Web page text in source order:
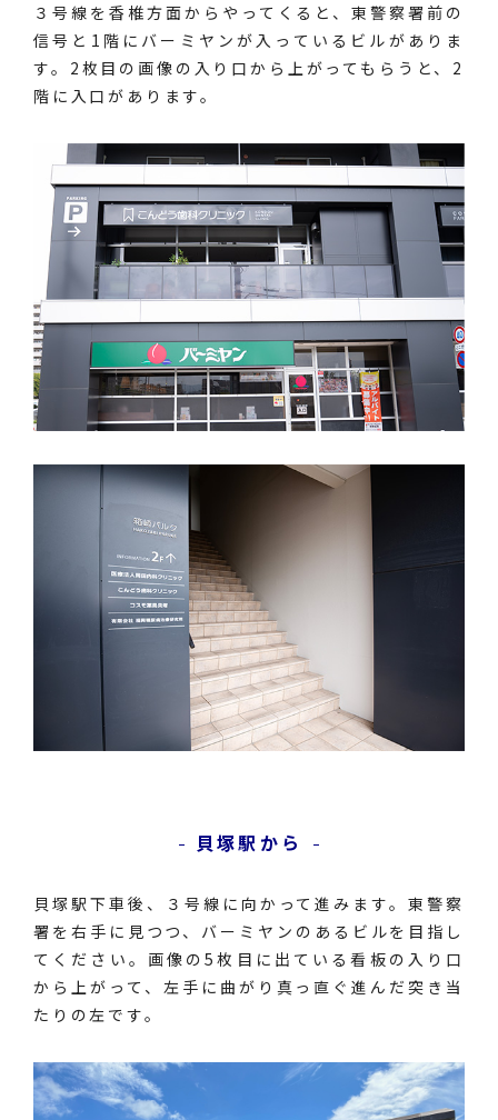
３号線を香椎方面からやってくると、東警察署前の
信号と1階にバーミヤンが入っているビルがありま
す。2枚目の画像の入り口から上がってもらうと、2
階に入口があります。
貝塚駅から
貝塚駅下車後、３号線に向かって進みます。東警察
署を右手に見つつ、バーミヤンのあるビルを目指し
てください。画像の5枚目に出ている看板の入り口
から上がって、左手に曲がり真っ直ぐ進んだ突き当
たりの左です。